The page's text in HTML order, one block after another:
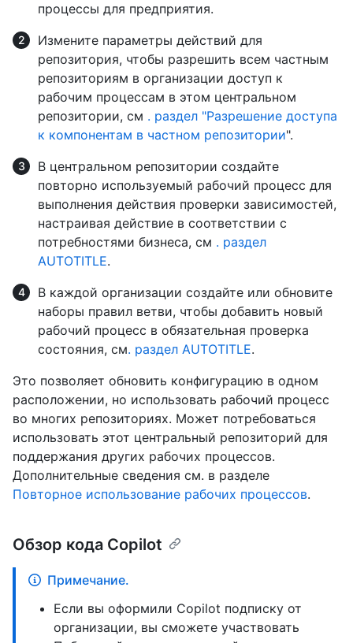
процессы для предприятия.
Измените параметры действий для
репозитория, чтобы разрешить всем частным
репозиториям в организации доступ к
рабочим процессам в этом центральном
репозитории, см . раздел "Разрешение доступа
к компонентам в частном репозитории".
В центральном репозитории создайте
повторно используемый рабочий процесс для
выполнения действия проверки зависимостей,
настраивая действие в соответствии с
потребностями бизнеса, см . раздел
AUTOTITLE.
В каждой организации создайте или обновите
наборы правил ветви, чтобы добавить новый
рабочий процесс в обязательная проверка
состояния, см. раздел AUTOTITLE.
Это позволяет обновить конфигурацию в одном
расположении, но использовать рабочий процесс
во многих репозиториях. Может потребоваться
использовать этот центральный репозиторий для
поддержания других рабочих процессов.
Дополнительные сведения см. в разделе
Повторное использование рабочих процессов.
Обзор кода Copilot
Примечание.
Если вы оформили Copilot подписку от
организации, вы сможете участвовать